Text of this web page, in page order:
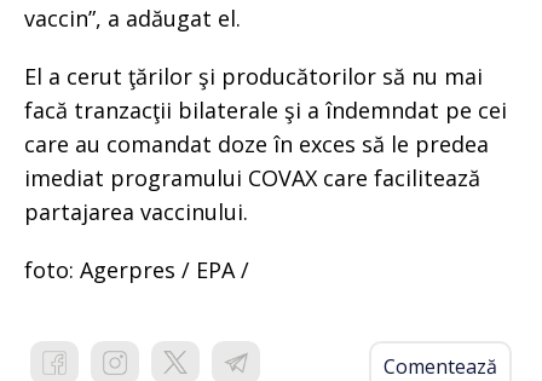
vaccin”, a adăugat el.
El a cerut ţărilor şi producătorilor să nu mai
facă tranzacţii bilaterale şi a îndemndat pe cei
care au comandat doze în exces să le predea
imediat programului COVAX care facilitează
partajarea vaccinului.
foto: Agerpres / EPA /
Comentează